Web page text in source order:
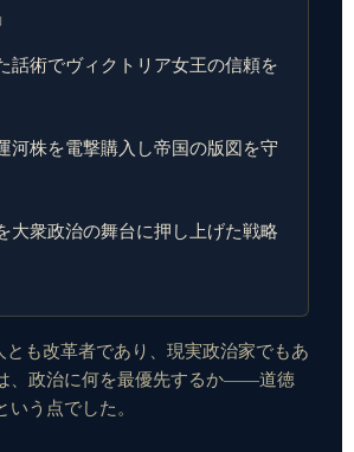
話術でヴィクトリア女王の信頼を
河株を電撃購入し帝国の版図を守
大衆政治の舞台に押し上げた戦略
も改革者であり、現実政治家でもあ
、政治に何を最優先するか——道徳
う点でした。